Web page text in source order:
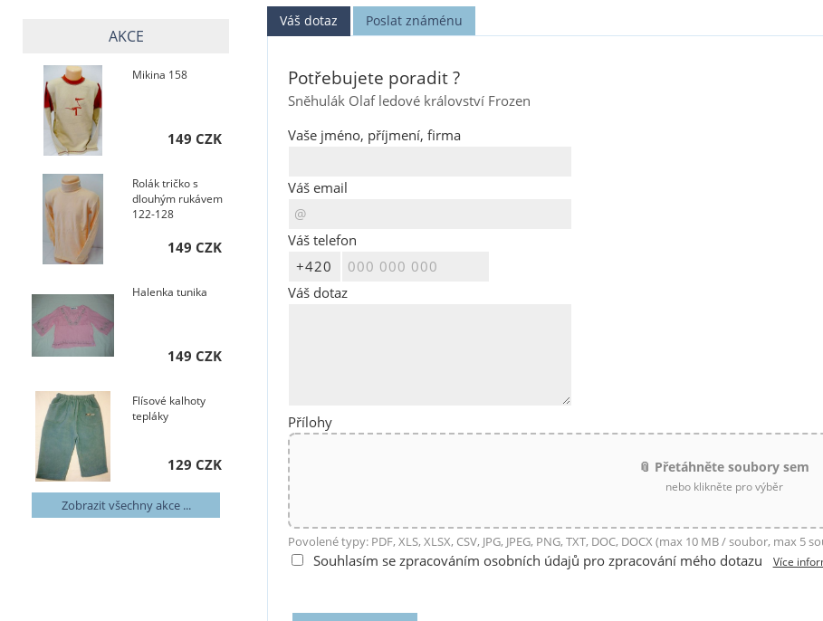
Váš dotaz Poslat známénu
Potřebujete poradit ?
Sněhulák Olaf ledové království Frozen
Vaše jméno, příjmení, firma
Váš email
Váš telefon
Váš dotaz
Přílohy
📎 Přetáhněte soubory sem
nebo klikněte pro výběr
Povolené typy: PDF, XLS, XLSX, CSV, JPG, JPEG, PNG, TXT, DOC, DOCX (max 10 MB / soubor, max 5
Souhlasím se zpracováním osobních údajů pro zpracování mého dotazu Více
AKCE
Mikina 158
149 CZK
Rolák tričko s
dlouhým rukávem
122-128
149 CZK
Halenka tunika
149 CZK
Flísové kalhoty
tepláky
129 CZK
Zobrazit všechny akce ...